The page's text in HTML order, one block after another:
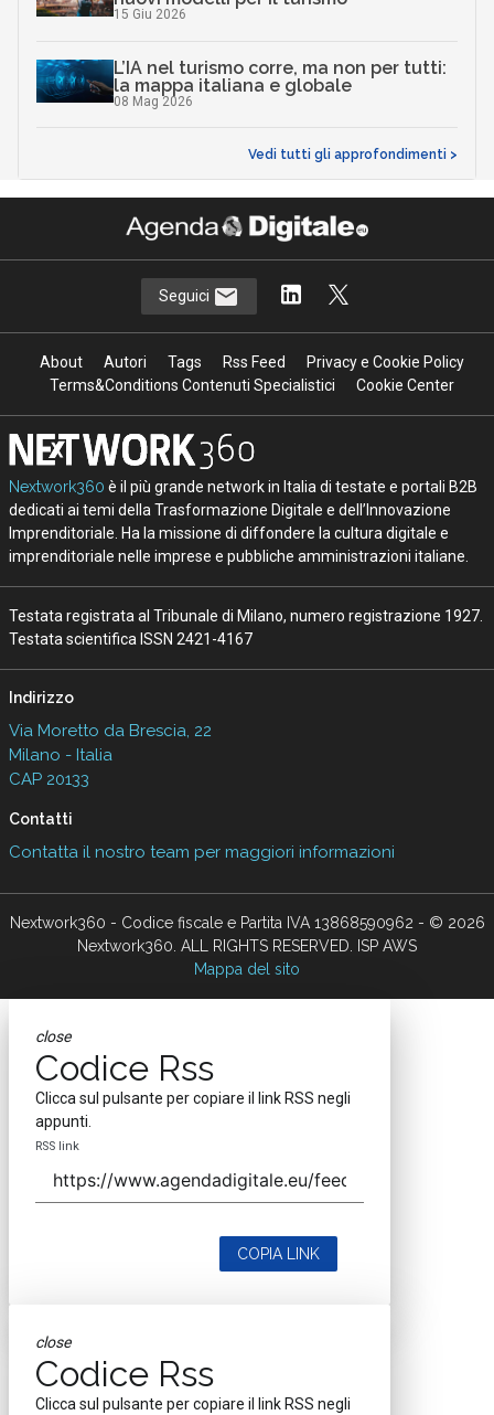
15 Giu 2026
L’IA nel turismo corre, ma non per tutti:
la mappa italiana e globale
08 Mag 2026
Vedi tutti gli approfondimenti >
Seguici
About Autori Tags Rss Feed
Privacy e Cookie Policy
Terms&Conditions Contenuti Specialistici
Cookie Center
Nextwork360 è il più grande network in Italia di testate e portali B2B
dedicati ai temi della Trasformazione Digitale e dell’Innovazione
Imprenditoriale. Ha la missione di diffondere la cultura digitale e
imprenditoriale nelle imprese e pubbliche amministrazioni italiane.
Testata registrata al Tribunale di Milano, numero registrazione 1927.
Testata scientifica ISSN 2421-4167
Indirizzo
Via Moretto da Brescia, 22
Milano - Italia
CAP 20133
Contatti
Contatta il nostro team per maggiori informazioni
Nextwork360 - Codice fiscale e Partita IVA 13868590962 - © 2026
Nextwork360. ALL RIGHTS RESERVED. ISP AWS
Mappa del sito
close
Codice Rss
Clicca sul pulsante per copiare il link RSS negli
appunti.
RSS link
COPIA LINK
close
Codice Rss
Clicca sul pulsante per copiare il link RSS negli